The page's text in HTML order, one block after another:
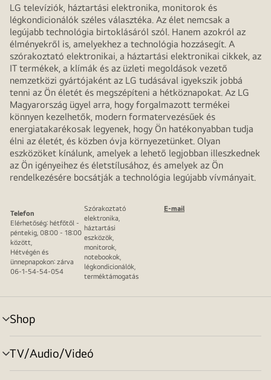
LG televíziók, háztartási elektronika, monitorok és
légkondicionálók széles választéka. Az élet nemcsak a
legújabb technológia birtoklásáról szól. Hanem azokról az
élményekről is, amelyekhez a technológia hozzásegít. A
szórakoztató elektronikai, a háztartási elektronikai cikkek, az
IT termékek, a klímák és az üzleti megoldások vezető
nemzetközi gyártójaként az LG tudásával igyekszik jobbá
tenni az Ön életét és megszépíteni a hétköznapokat. Az LG
Magyarország ügyel arra, hogy forgalmazott termékei
könnyen kezelhetők, modern formatervezésűek és
energiatakarékosak legyenek, hogy Ön hatékonyabban tudja
élni az életét, és közben óvja környezetünket. Olyan
eszközöket kínálunk, amelyek a lehető legjobban illeszkednek
az Ön igényeihez és életstílusához, és amelyek az Ön
rendelkezésére bocsátják a technológia legújabb vívmányait.
Telefon
Elérhetőség: hétfőtől -
péntekig, 08:00 - 18:00
között,
Hétvégén és
ünnepnapokon: zárva
06-1-54-54-054
Szórakoztató
elektronika,
háztartási
eszközök,
monitorok,
notebookok,
légkondicionálók,
terméktámogatás
E-mail
Shop
menu
toggle
TV/Audio/Videó
menu
toggle